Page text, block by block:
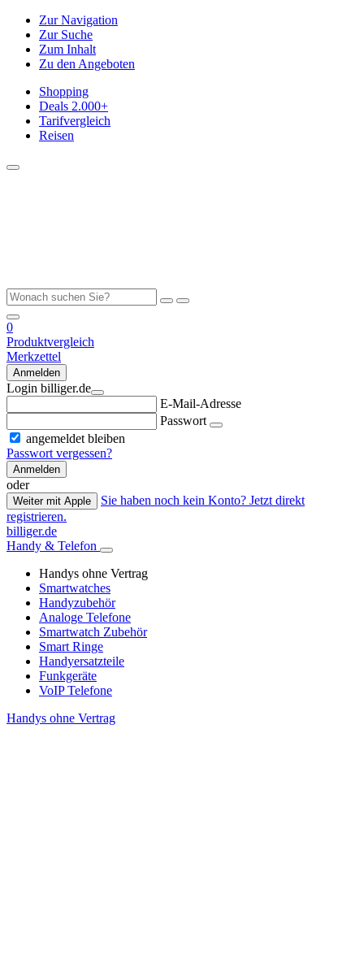
Zur Navigation
Zur Suche
Zum Inhalt
Zu den Angeboten
Shopping
Deals 2.000+
Tarifvergleich
Reisen
0
Produktvergleich
Merkzettel
Anmelden
Login billiger.de
E-Mail-Adresse
Passwort
angemeldet bleiben
Passwort vergessen?
Anmelden
oder
Weiter mit Apple
Sie haben noch kein Konto? Jetzt direkt
registrieren.
billiger.de
Handy & Telefon
Handys ohne Vertrag
Smartwatches
Handyzubehör
Analoge Telefone
Smartwatch Zubehör
Smart Ringe
Handyersatzteile
Funkgeräte
VoIP Telefone
Handys ohne Vertrag